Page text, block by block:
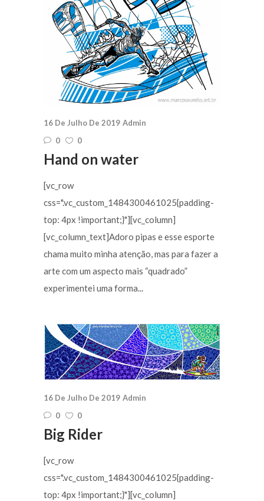
16 De Julho De 2019 Admin
0
0
Hand on water
[vc_row
css=".vc_custom_1484300461025{padding-
top: 4px !important;}"][vc_column]
[vc_column_text]Adoro pipas e esse esporte
chama muito minha atenção, mas para fazer a
arte com um aspecto mais “quadrado”
experimentei uma forma...
16 De Julho De 2019 Admin
0
0
Big Rider
[vc_row
css=".vc_custom_1484300461025{padding-
top: 4px !important;}"][vc_column]